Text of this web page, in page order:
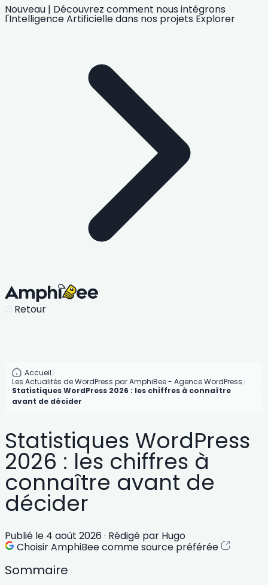
Nouveau | Découvrez comment nous intégrons
l'Intelligence Artificielledans nos projets Explorer
Retour
Accueil
Les Actualités de WordPress par AmphiBee - Agence WordPress
Statistiques WordPress 2026 : les chiffres à connaître
avant de décider
Statistiques WordPress
2026 : les chiffres à
connaître avant de
décider
Publié le 4 août 2026 · Rédigé par Hugo
Choisir AmphiBee comme source préférée
Sommaire